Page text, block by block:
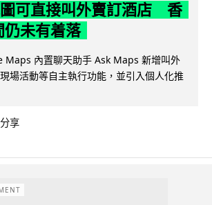
可直接叫外賣訂酒店 香
未有着落
Maps 內置聊天助手 Ask Maps 新增叫外
場活動等自主執行功能，並引入個人化推
分享